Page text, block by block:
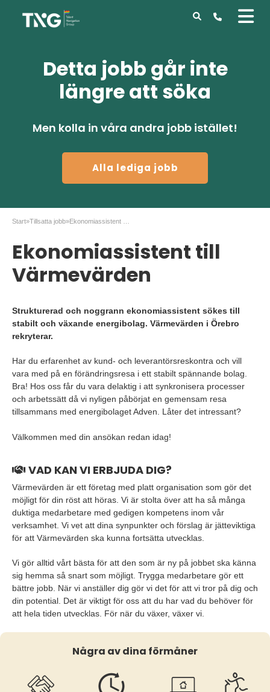
Detta jobb går inte
längre att söka
Men kolla in våra andra jobb istället!
Alla lediga jobb
Start»Tillsatta jobb»
Ekonomiassistent till
Värmevärden
Strukturerad och noggrann ekonomiassistent sökes till
stabilt och växande energibolag. Värmevärden i Örebro
rekryterar.
Har du erfarenhet av kund- och leverantörsreskontra och vill
vara med på en förändringsresa i ett stabilt spännande bolag.
Bra! Hos oss får du vara delaktig i att synkronisera processer
och arbetssätt då vi nyligen påbörjat en gemensam resa
tillsammans med energibolaget Adven. Låter det intressant?
Välkommen med din ansökan redan idag!
VAD KAN VI ERBJUDA DIG?
Värmevärden är ett företag med platt organisation som gör det
möjligt för din röst att höras. Vi är stolta över att ha så många
duktiga medarbetare med gedigen kompetens inom vår
verksamhet. Vi vet att dina synpunkter och förslag är jätteviktiga
för att Värmevärden ska kunna fortsätta utvecklas.
Vi gör alltid vårt bästa för att den som är ny på jobbet ska känna
sig hemma så snart som möjligt. Trygga medarbetare gör ett
bättre jobb. När vi anställer dig gör vi det för att vi tror på dig och
din potential. Det är viktigt för oss att du har vad du behöver för
att hela tiden utvecklas. För när du växer, växer vi.
Några av dina förmåner